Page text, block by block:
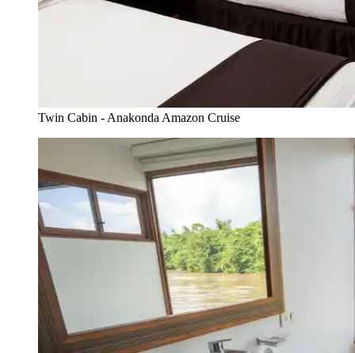
Twin Cabin - Anakonda Amazon Cruise